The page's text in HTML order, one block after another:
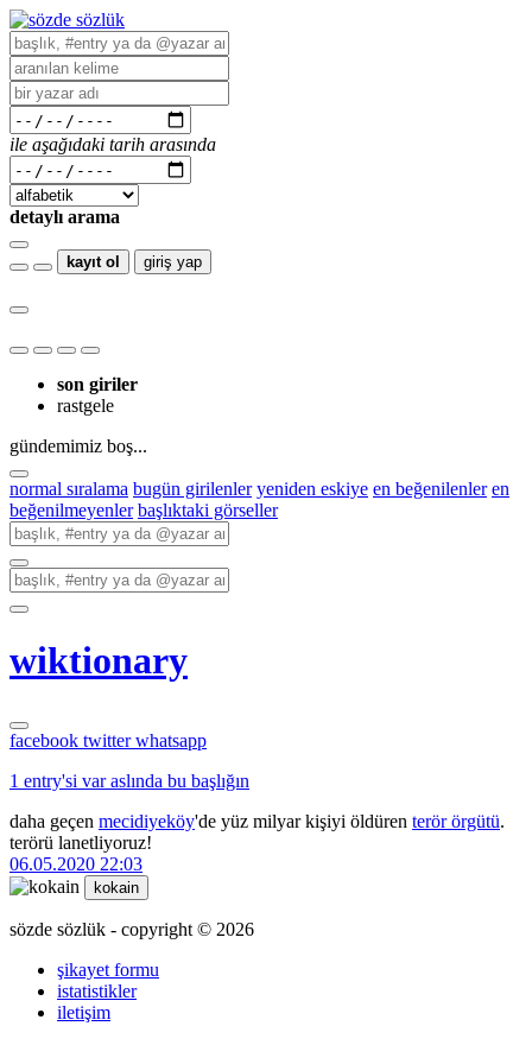
ile aşağıdaki tarih arasında
detaylı arama
kayıt ol giriş yap
son giriler
rastgele
gündemimiz boş...
normal sıralama bugün girilenler yeniden eskiye en beğenilenler en
beğenilmeyenler başlıktaki görseller
wiktionary
facebook twitterwhatsapp
1 entry'si var aslında bu başlığın
daha geçen mecidiyeköy'de yüz milyar kişiyi öldüren terör örgütü.
terörü lanetliyoruz!
06.05.2020 22:03
kokain
sözde sözlük - copyright © 2026
şikayet formu
istatistikler
iletişim